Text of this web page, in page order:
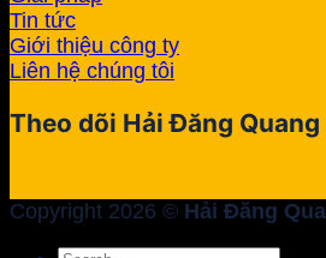
Tin tức
Giới thiệu công ty
Liên hệ chúng tôi
Theo dõi Hải Đăng Quang
Copyright 2026 © Hải Đăng